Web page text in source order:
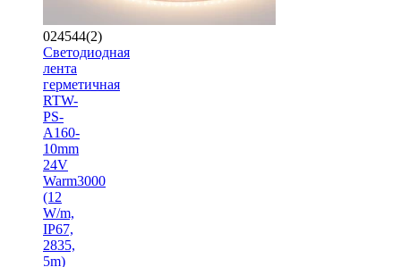
024544(2)
Светодиодная
лента
герметичная
RTW-
PS-
A160-
10mm
24V
Warm3000
(12
W/m,
IP67,
2835,
5m)